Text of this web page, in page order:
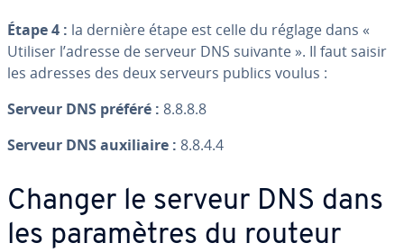
Étape 4 : la dernière étape est celle du réglage dans «
Utiliser l’adresse de serveur DNS suivante ». Il faut saisir
les adresses des deux serveurs publics voulus :
Serveur DNS préféré : 8.8.8.8
Serveur DNS auxi­liaire : 8.8.4.4
Changer le serveur DNS dans
les pa­ra­mètres du routeur